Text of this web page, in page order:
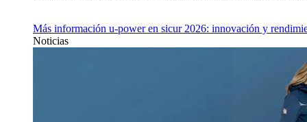
Más información u‑power en sicur 2026: innovación y
Noticias